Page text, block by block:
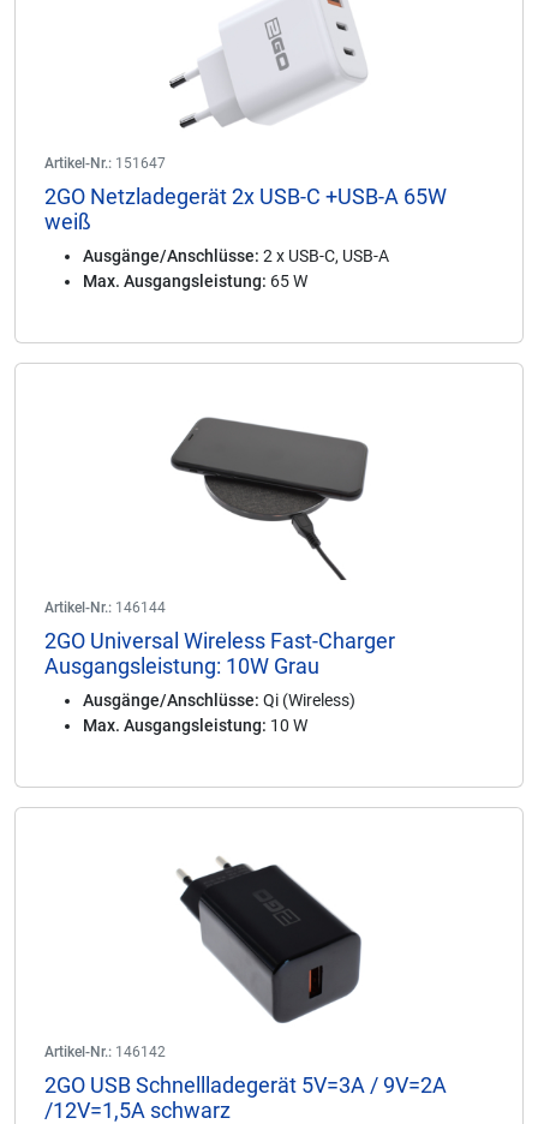
Artikel-Nr.: 151647
2GO Netzladegerät 2x USB-C +USB-A 65W
weiß
Ausgänge/Anschlüsse: 2 x USB-C, USB-A
Max. Ausgangsleistung: 65 W
Artikel-Nr.: 146144
2GO Universal Wireless Fast-Charger
Ausgangsleistung: 10W Grau
Ausgänge/Anschlüsse: Qi (Wireless)
Max. Ausgangsleistung: 10 W
Artikel-Nr.: 146142
2GO USB Schnellladegerät 5V=3A / 9V=2A
/12V=1,5A schwarz